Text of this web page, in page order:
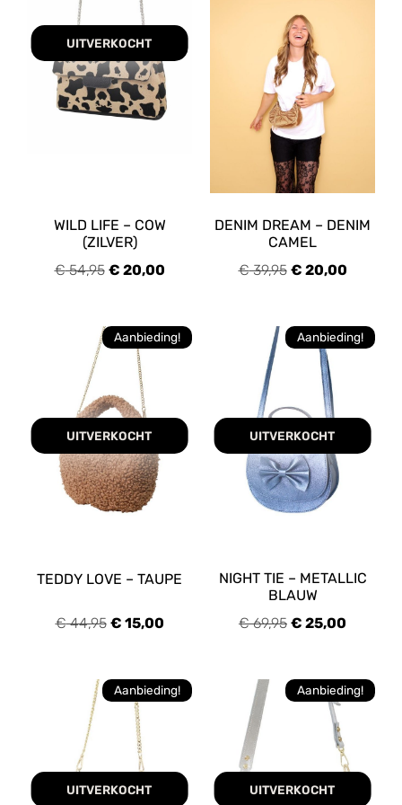
UITVERKOCHT
WILD LIFE – COW
(ZILVER)
€54,95 € 20,00
DENIM DREAM – DENIM
CAMEL
€39,95 € 20,00
Aanbieding!
UITVERKOCHT
TEDDY LOVE – TAUPE
€44,95 € 15,00
Aanbieding!
UITVERKOCHT
NIGHT TIE – METALLIC
BLAUW
€69,95 € 25,00
Aanbieding!
UITVERKOCHT
Aanbieding!
UITVERKOCHT